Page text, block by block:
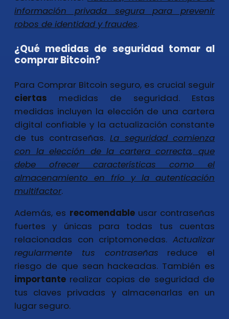
información privada segura para prevenir
robos de identidad y fraudes.
¿Qué medidas de seguridad tomar al
comprar Bitcoin?
Para Comprar Bitcoin seguro, es crucial seguir
ciertas medidas de seguridad. Estas
medidas incluyen la elección de una cartera
digital confiable y la actualización constante
de tus contraseñas.La seguridad comienza
con la elección de la cartera correcta, que
debe ofrecer características como el
almacenamiento en frío y la autenticación
multifactor.
Además, es recomendableusar contraseñas
fuertes y únicas para todas tus cuentas
relacionadas con criptomonedas. Actualizar
regularmente tus contraseñas reduce el
riesgo de que sean hackeadas. También es
importante realizar copias de seguridad de
tus claves privadas y almacenarlas en un
lugar seguro.